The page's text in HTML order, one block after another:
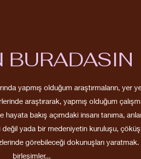
BURADASIN
yapmış olduğum araştırmaların, yer
araştırarak, yapmış olduğum
bakış açımdaki insanı tanıma,
yada bir medeniyetin kuruluşu,
görebileceği dokunuşları
birleşimler...